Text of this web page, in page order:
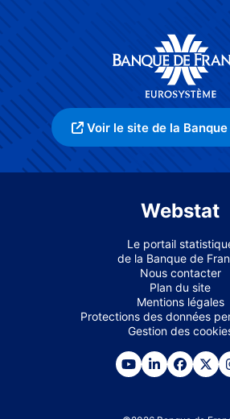
Voir le site de la
Webstat
Le portail
de la Banque de
Nous contacter
Plan du site
Mentions légales
Protections des données
Gestion des